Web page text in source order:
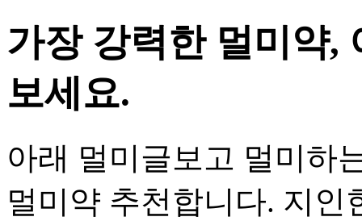
가장 강력한 멀미약,
보세요.
아래 멀미글보고 멀미하
멀미약 추천합니다. 지